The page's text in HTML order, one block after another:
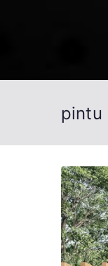
pintu